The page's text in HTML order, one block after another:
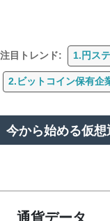
注目トレンド: 1.円ス
2.ビットコイン保有企
今から始める仮想
通貨データ